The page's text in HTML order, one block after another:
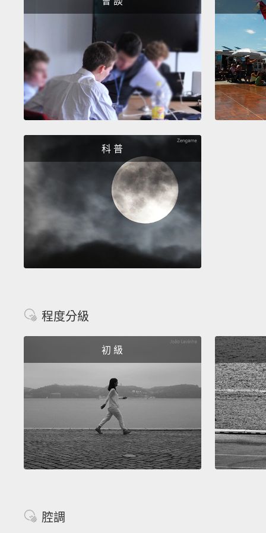
科 普
程度分級
初 級
腔調